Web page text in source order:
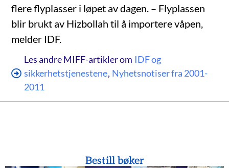
flere flyplasser i løpet av dagen. – Flyplassen
blir brukt av Hizbollah til å importere våpen,
melder IDF.
Les andre MIFF-artikler om IDF og
sikkerhetstjenestene, Nyhetsnotiser fra 2001-
2011
Bestill bøker